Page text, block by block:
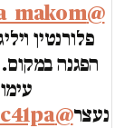
@ha_makom
פלורנטין
הפגנה
נעצר@itai_ron